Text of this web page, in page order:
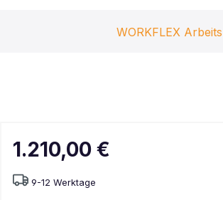
WORKFLEX
1.210,00 €
9-12 Werktage